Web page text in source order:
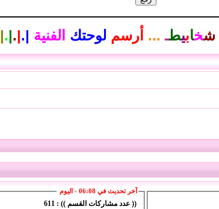
شخابيطـ ... أرسم لوحتك الفنية |
.
|
.
|
.
|
آخر تحديث في 06:08 - اليوم
(( عدد مشاركات القسم )) : 611